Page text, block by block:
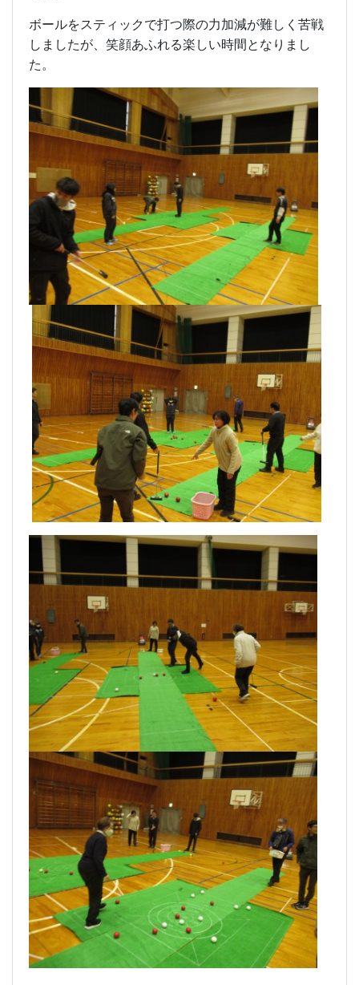
ボールをスティックで打つ際の力加減が難しく苦戦
しましたが、笑顔あふれる楽しい時間となりまし
た。